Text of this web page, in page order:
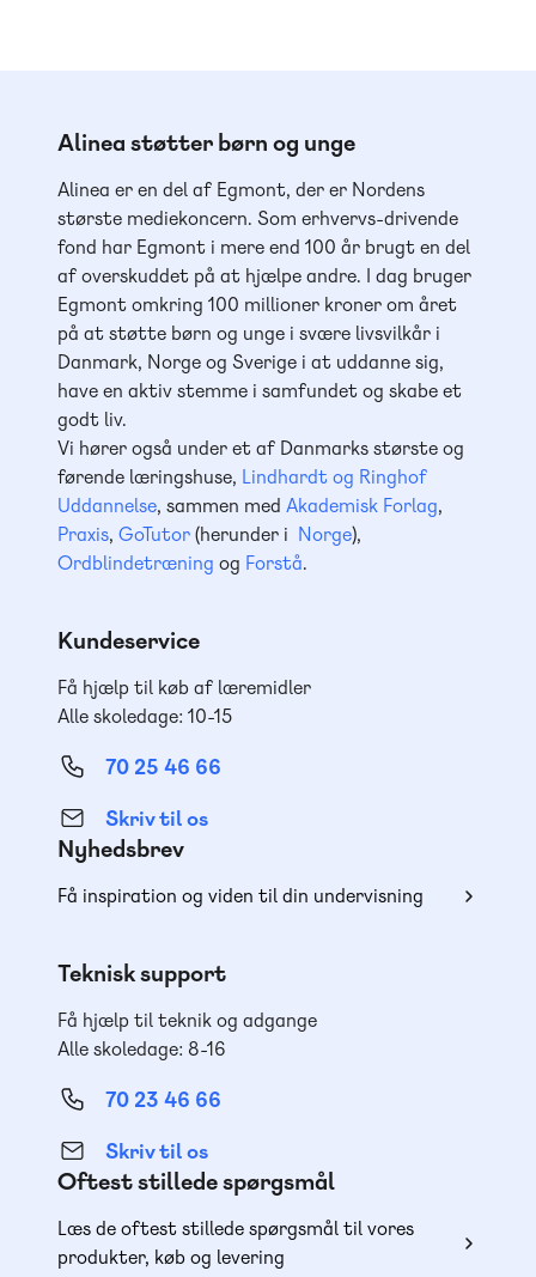
Alinea støtter børn og unge
Alinea er en del af Egmont, der er Nordens
største mediekoncern. Som erhvervs-drivende
fond har Egmont i mere end 100 år brugt en del
af overskuddet på at hjælpe andre. I dag bruger
Egmont omkring 100 millioner kroner om året
på at støtte børn og unge i svære livsvilkår i
Danmark, Norge og Sverige i at uddanne sig,
have en aktiv stemme i samfundet og skabe et
godt liv.
Vi hører også under et af Danmarks største og
førende læringshuse, Lindhardt og Ringhof
Uddannelse, sammen med Akademisk Forlag,
Praxis, GoTutor(herunder i Norge),
Ordblindetræning og Forstå.
Kundeservice
Få hjælp til køb af læremidler
Alle skoledage: 10-15
70 25 46 66
Skriv til os
Nyhedsbrev
Få inspiration og viden til din undervisning
Teknisk support
Få hjælp til teknik og adgange
Alle skoledage: 8-16
70 23 46 66
Skriv til os
Oftest stillede spørgsmål
Læs de oftest stillede spørgsmål til vores
produkter, køb og levering